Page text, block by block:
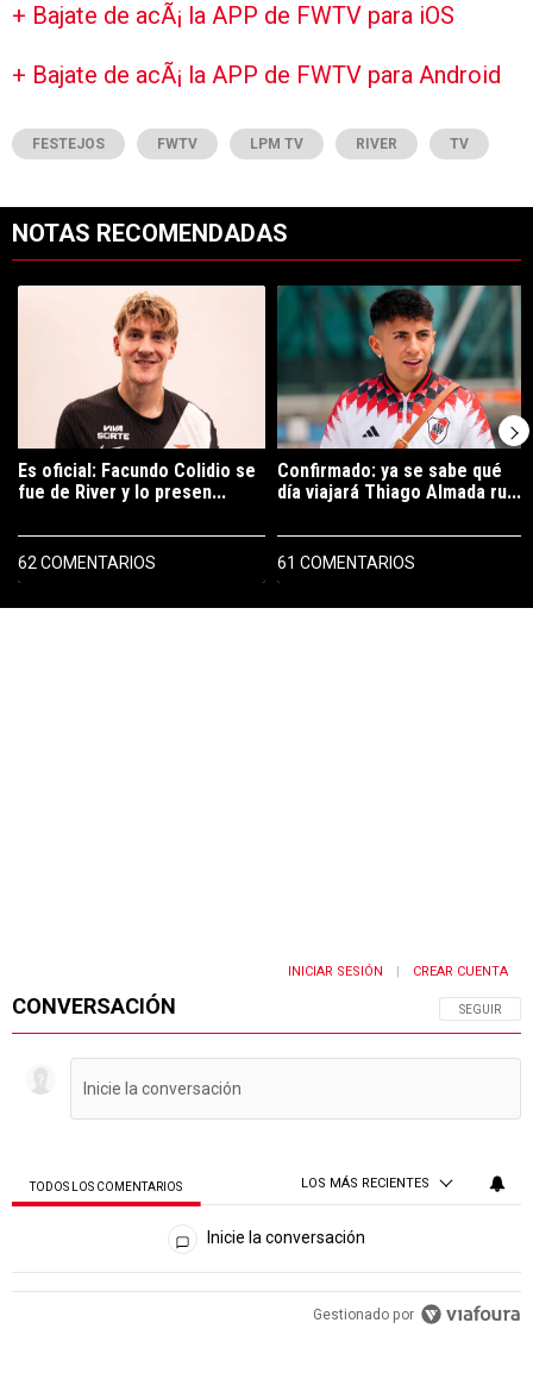
+ Bajate de acÃ¡ la APP de FWTV para iOS
+ Bajate de acÃ¡ la APP de FWTV para Android
FESTEJOS FWTV LPM TV RIVER TV
NOTAS RECOMENDADAS
PUBLICIDAD
Un artículo de tendencia con el título "Es oficial: Facundo Colidio
Es oficial: Facundo Colidio se
fue de River y lo presen...
62 COMENTARIOS
Un artículo de tendencia con el
Confirmado: ya se sabe qué
día viajará Thiago Almada ru...
61 COMENTARIOS
CONVERSACIÓN SIGA ESTA
SEGUIR
INICIAR SESIÓN CREAR CUENTA
TODOS LOS COMENTARIOS LOS MÁS RECIENTES
Todos los comentarios
Inicie la conversación